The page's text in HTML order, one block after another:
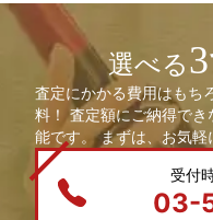
選べる
査定にかかる費用はもち
料！ 査定額にご納得で
能です。 まずは、お気軽
受付
03-